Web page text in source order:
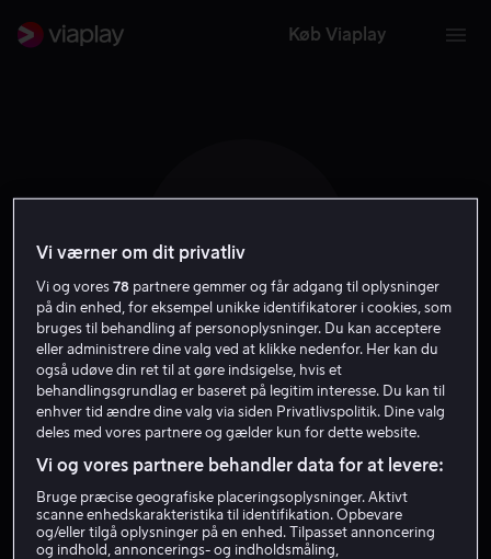
Køb Viaplay
N M
Natalie Morales
Vi værner om dit privatliv
Vi og vores78 partnere gemmer og får adgang til oplysninger
på din enhed, for eksempel unikke identifikatorer i cookies, som
bruges til behandling af personoplysninger. Du kan acceptere
eller administrere dine valg ved at klikke nedenfor. Her kan du
også udøve din ret til at gøre indsigelse, hvis et
behandlingsgrundlag er baseret på legitim interesse. Du kan til
enhver tid ændre dine valg via siden Privatlivspolitik. Dine valg
deles med vores partnere og gælder kun for dette website.
Vi og vores partnere behandler data for at levere:
Bruge præcise geografiske placeringsoplysninger. Aktivt
scanne enhedskarakteristika til identifikation. Opbevare
og/eller tilgå oplysninger på en enhed. Tilpasset annoncering
og indhold, annoncerings- og indholdsmåling,